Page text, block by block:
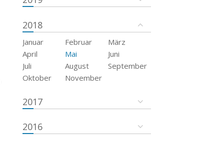
2018
Januar Februar
März
April
Mai
Juni
Juli
August
September
Oktober
November
2017
2016